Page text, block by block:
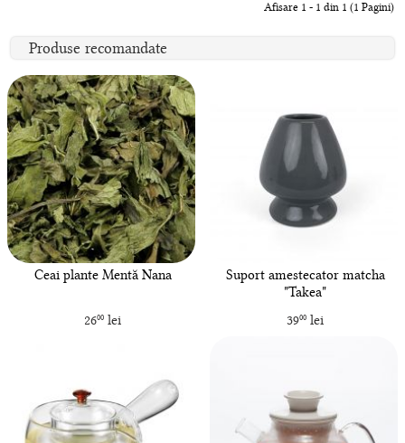
Afisare 1 - 1 din 1 (1 Pagini)
Produse recomandate
Ceai plante Mentă Nana
2600lei
Suport amestecator matcha
"Takea"
3900lei